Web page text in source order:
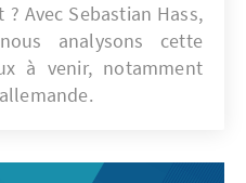
Avec Sebastian Hass,
analysons cette
à venir, notamment